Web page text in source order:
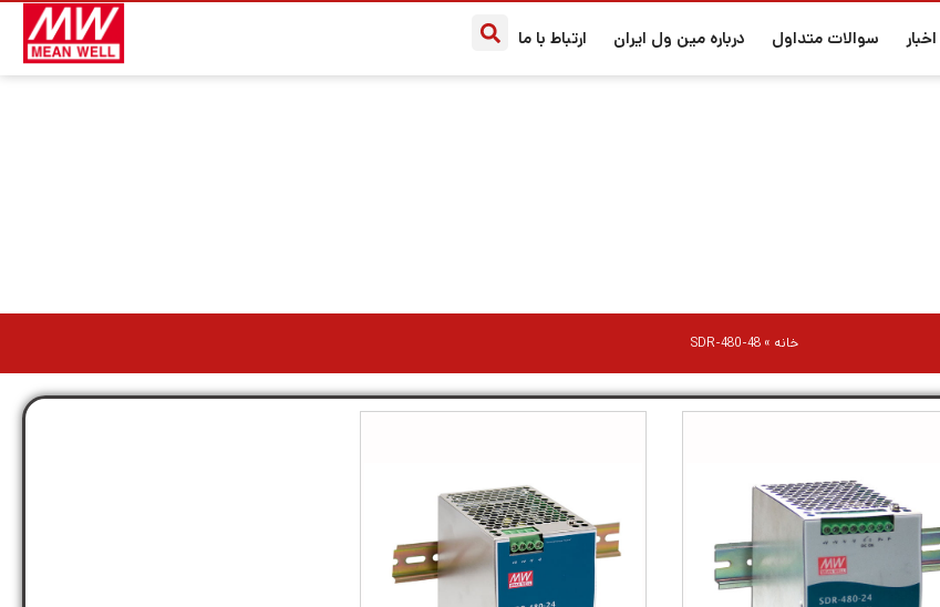
اخبار سوالات متداول درباره مین ول ایران ارتباط با ما
خانه »
SDR-480-48